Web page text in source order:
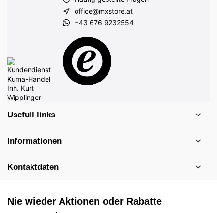
office@mxstore.at
+43 676 9232554
Usefull links
Informationen
Kontaktdaten
Nie wieder Aktionen oder Rabatte